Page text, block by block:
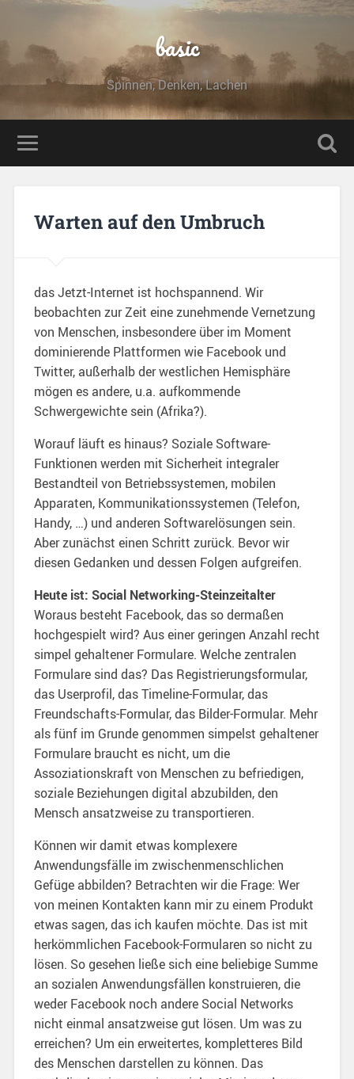
basic
Spinnen, Denken, Lachen
Warten auf den Umbruch
das Jetzt-Internet ist hochspannend. Wir
beobachten zur Zeit eine zunehmende Vernetzung
von Menschen, insbesondere über im Moment
dominierende Plattformen wie Facebook und
Twitter, außerhalb der westlichen Hemisphäre
mögen es andere, u.a. aufkommende
Schwergewichte sein (Afrika?).
Worauf läuft es hinaus? Soziale Software-
Funktionen werden mit Sicherheit integraler
Bestandteil von Betriebssystemen, mobilen
Apparaten, Kommunikationssystemen (Telefon,
Handy, …) und anderen Softwarelösungen sein.
Aber zunächst einen Schritt zurück. Bevor wir
diesen Gedanken und dessen Folgen aufgreifen.
Heute ist: Social Networking-Steinzeitalter
Woraus besteht Facebook, das so dermaßen
hochgespielt wird? Aus einer geringen Anzahl recht
simpel gehaltener Formulare. Welche zentralen
Formulare sind das? Das Registrierungsformular,
das Userprofil, das Timeline-Formular, das
Freundschafts-Formular, das Bilder-Formular. Mehr
als fünf im Grunde genommen simpelst gehaltener
Formulare braucht es nicht, um die
Assoziationskraft von Menschen zu befriedigen,
soziale Beziehungen digital abzubilden, den
Mensch ansatzweise zu transportieren.
Können wir damit etwas komplexere
Anwendungsfälle im zwischenmenschlichen
Gefüge abbilden? Betrachten wir die Frage: Wer
von meinen Kontakten kann mir zu einem Produkt
etwas sagen, das ich kaufen möchte. Das ist mit
herkömmlichen Facebook-Formularen so nicht zu
lösen. So gesehen ließe sich eine beliebige Summe
an sozialen Anwendungsfällen konstruieren, die
weder Facebook noch andere Social Networks
nicht einmal ansatzweise gut lösen. Um was zu
erreichen? Um ein erweitertes, kompletteres Bild
des Menschen darstellen zu können. Das